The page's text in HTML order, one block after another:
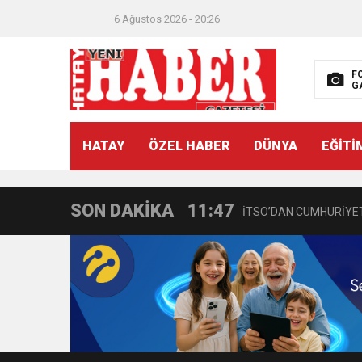
6 Ağustos 2026 - 20:26
HATAY ÖZEL HABER DÜNYA
SON DAKİKA
21:40
11:47 İTSO’DAN
18:55 İNCE’NİN CHP’DE
11:57 IŞIL Eczanesi Görkemli
21:40